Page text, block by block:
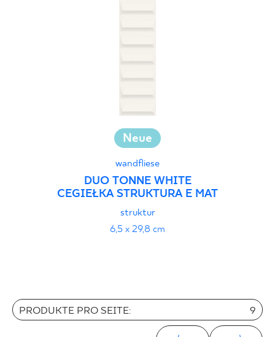
Neue
wandfliese
DUO TONNE WHITE
CEGIEŁKA STRUKTURA E MAT
struktur
6,5 x 29,8 cm
PRODUKTE PRO SEITE: 9